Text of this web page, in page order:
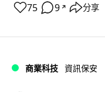
75 9 ↗ 分享
商業科技 資訊保安